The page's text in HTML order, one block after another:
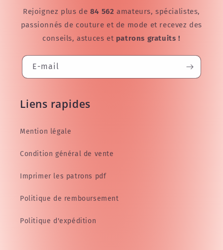
Rejoignez plus de 84 562 amateurs, spécialistes,
passionnés de couture et de mode et recevez des
conseils, astuces et patrons gratuits !
E-mail
Liens rapides
Mention légale
Condition général de vente
Imprimer les patrons pdf
Politique de remboursement
Politique d'expédition